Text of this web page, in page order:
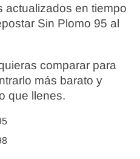
actualizados en tiempo
Sin Plomo 95 al
comparar para
más barato y
que llenes.